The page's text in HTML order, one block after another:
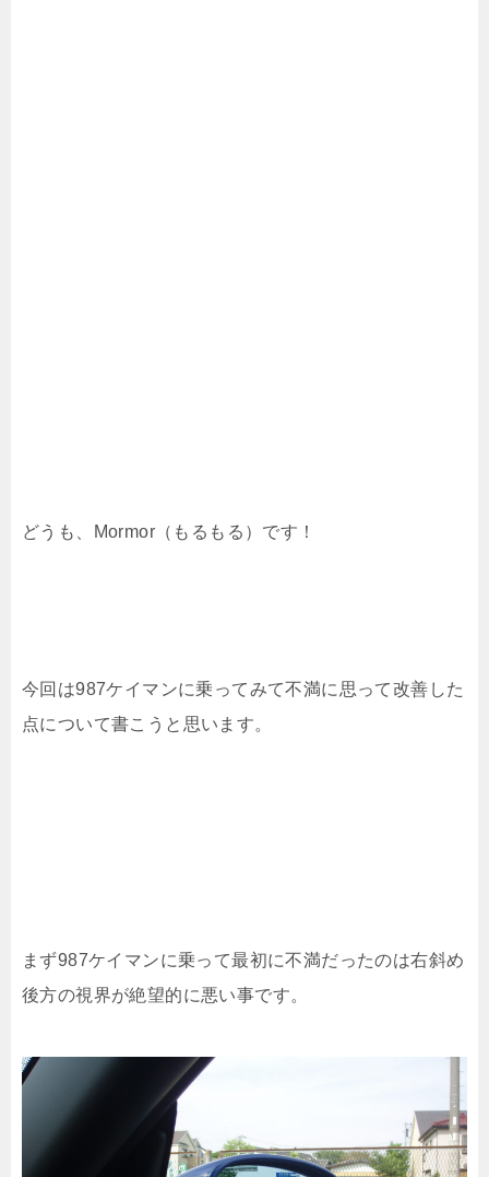
どうも、Mormor（もるもる）です！
今回は987ケイマンに乗ってみて不満に思って改善した
点について書こうと思います。
まず987ケイマンに乗って最初に不満だったのは右斜め
後方の視界が絶望的に悪い事です。